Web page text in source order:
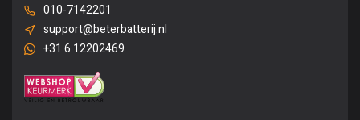
010-7142201
support@beterbatterij.nl
+31 6 12202469